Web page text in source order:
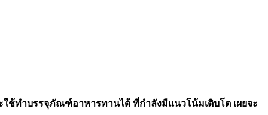
ทำบรรจุภัณฑ์อาหารทานได้ ที่กำลังมีแนวโน้มเติบโต เผยจะ